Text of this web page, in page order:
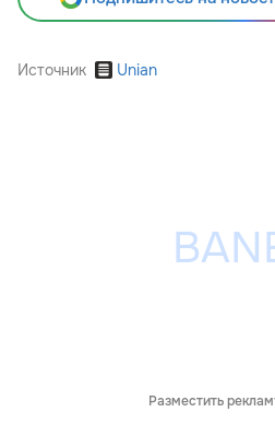
Источник Unian
Разместить